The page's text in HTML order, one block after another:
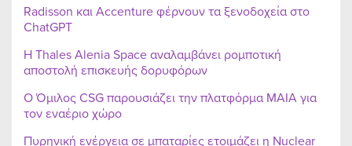
Radisson και Accenture φέρνουν τα ξενοδοχεία στο
ChatGPT
Η Thales Alenia Space αναλαμβάνει ρομποτική
αποστολή επισκευής δορυφόρων
Ο Όμιλος CSG παρουσιάζει την πλατφόρμα MAIA για
τον εναέριο χώρο
Πυρηνική ενέργεια σε μπαταρίες ετοιμάζει η Nuclear